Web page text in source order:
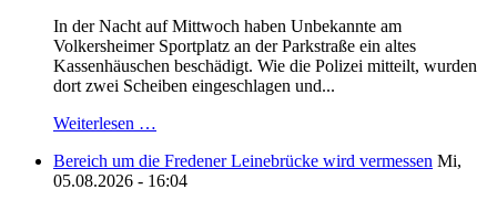
In der Nacht auf Mittwoch haben Unbekannte am
Volkersheimer Sportplatz an der Parkstraße ein altes
Kassenhäuschen beschädigt. Wie die Polizei mitteilt, wurden
dort zwei Scheiben eingeschlagen und...
Weiterlesen …
Bereich um die Fredener Leinebrücke wird vermessen Mi,
05.08.2026 - 16:04